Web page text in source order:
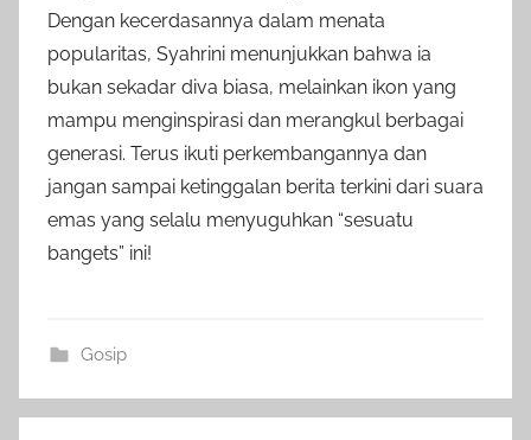
Dengan kecerdasannya dalam menata
popularitas, Syahrini menunjukkan bahwa ia
bukan sekadar diva biasa, melainkan ikon yang
mampu menginspirasi dan merangkul berbagai
generasi. Terus ikuti perkembangannya dan
jangan sampai ketinggalan berita terkini dari suara
emas yang selalu menyuguhkan “sesuatu
bangets” ini!
Gosip